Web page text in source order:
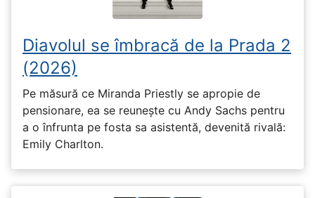
Diavolul se îmbracă de la Prada 2
(2026)
Pe măsură ce Miranda Priestly se apropie de
pensionare, ea se reunește cu Andy Sachs pentru
a o înfrunta pe fosta sa asistentă, devenită rivală:
Emily Charlton.